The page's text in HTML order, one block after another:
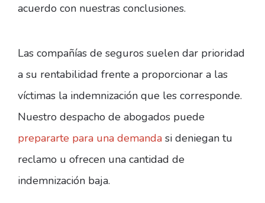
acuerdo con nuestras conclusiones.
Las compañías de seguros suelen dar prioridad
a su rentabilidad frente a proporcionar a las
víctimas la indemnización que les corresponde.
Nuestro despacho de abogados puede
prepararte para una demanda si deniegan tu
reclamo u ofrecen una cantidad de
indemnización baja.